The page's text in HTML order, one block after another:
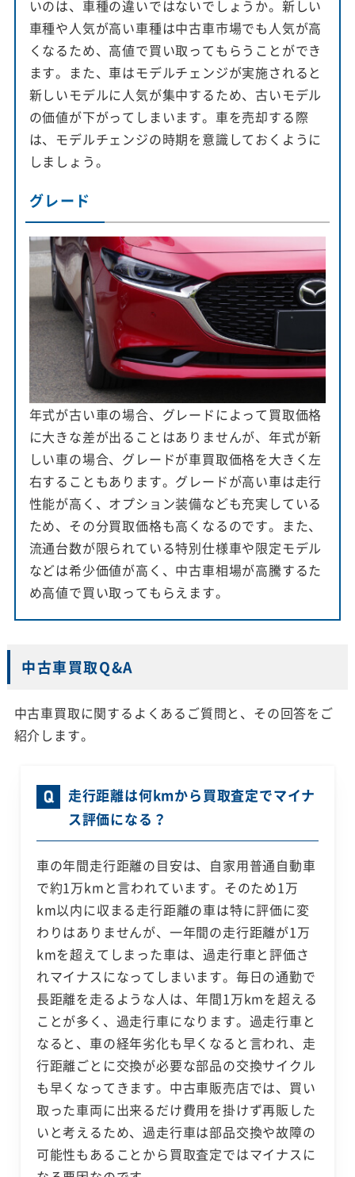
いのは、車種の違いではないでしょうか。新しい
車種や人気が高い車種は中古車市場でも人気が高
くなるため、高値で買い取ってもらうことができ
ます。また、車はモデルチェンジが実施されると
新しいモデルに人気が集中するため、古いモデル
の価値が下がってしまいます。車を売却する際
は、モデルチェンジの時期を意識しておくように
しましょう。
グレード
年式が古い車の場合、グレードによって買取価格
に大きな差が出ることはありませんが、年式が新
しい車の場合、グレードが車買取価格を大きく左
右することもあります。グレードが高い車は走行
性能が高く、オプション装備なども充実している
ため、その分買取価格も高くなるのです。また、
流通台数が限られている特別仕様車や限定モデル
などは希少価値が高く、中古車相場が高騰するた
め高値で買い取ってもらえます。
中古車買取Q&A
中古車買取に関するよくあるご質問と、その回答をご
紹介します。
走行距離は何kmから買取査定でマイナ
ス評価になる？
車の年間走行距離の目安は、自家用普通自動車
で約1万kmと言われています。そのため1万
km以内に収まる走行距離の車は特に評価に変
わりはありませんが、一年間の走行距離が1万
kmを超えてしまった車は、過走行車と評価さ
れマイナスになってしまいます。毎日の通勤で
長距離を走るような人は、年間1万kmを超える
ことが多く、過走行車になります。過走行車と
なると、車の経年劣化も早くなると言われ、走
行距離ごとに交換が必要な部品の交換サイクル
も早くなってきます。中古車販売店では、買い
取った車両に出来るだけ費用を掛けず再販した
いと考えるため、過走行車は部品交換や故障の
可能性もあることから買取査定ではマイナスに